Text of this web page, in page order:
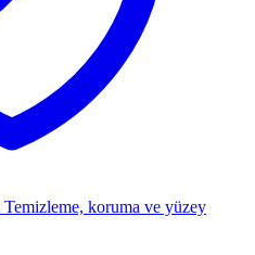
Temizleme, koruma ve yüzey